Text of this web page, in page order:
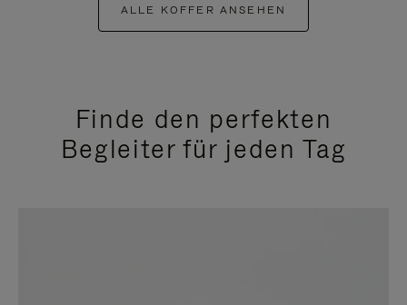
ALLE KOFFER ANSEHEN
Finde den perfekten
Begleiter für jeden Tag